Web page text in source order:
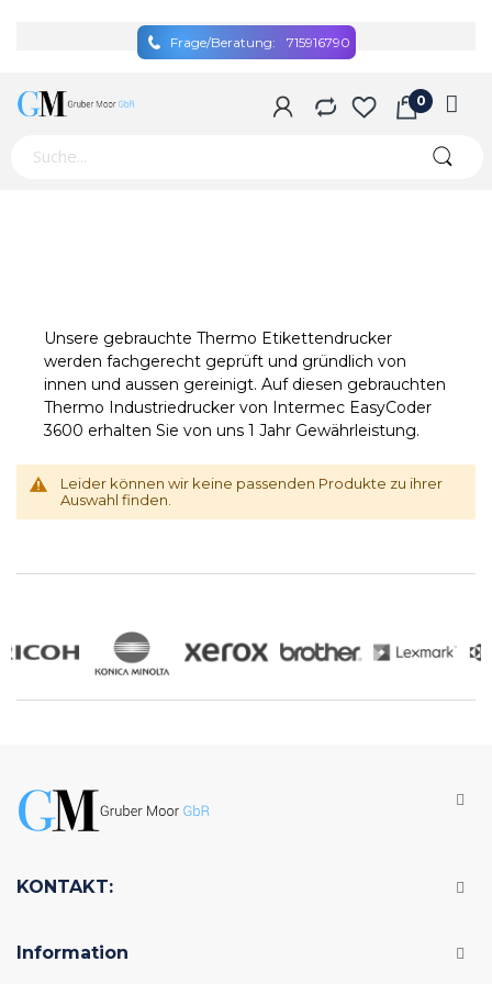
Frage/Beratung: 715916790
Unsere gebrauchte Thermo Etikettendrucker
werden fachgerecht geprüft und gründlich von
innen und aussen gereinigt. Auf diesen gebrauchten
Thermo Industriedrucker von Intermec EasyCoder
3600 erhalten Sie von uns 1 Jahr Gewährleistung.
Leider können wir keine passenden Produkte zu ihrer
Auswahl finden.
KONTAKT:
Information